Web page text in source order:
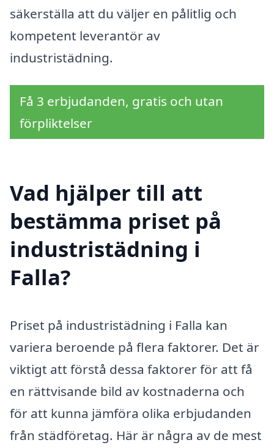
säkerställa att du väljer en pålitlig och
kompetent leverantör av
industristädning.
Få 3 erbjudanden, gratis och utan
förpliktelser
Vad hjälper till att
bestämma priset på
industristädning i
Falla?
Priset på industristädning i Falla kan
variera beroende på flera faktorer. Det är
viktigt att förstå dessa faktorer för att få
en rättvisande bild av kostnaderna och
för att kunna jämföra olika erbjudanden
från städföretag. Här är några av de mest